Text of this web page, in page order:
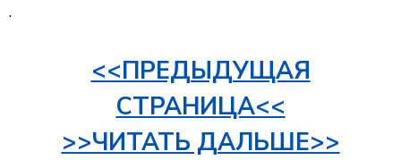
.
<<ПРЕДЫДУЩАЯ
СТРАНИЦА<<
>>ЧИТАТЬ ДАЛЬШЕ>>